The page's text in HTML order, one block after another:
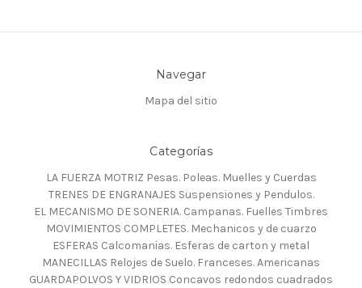
Navegar
Mapa del sitio
Categorías
LA FUERZA MOTRIZ Pesas. Poleas. Muelles y Cuerdas
TRENES DE ENGRANAJES Suspensiones y Pendulos.
EL MECANISMO DE SONERIA. Campanas. Fuelles Timbres
MOVIMIENTOS COMPLETES. Mechanicos y de cuarzo
ESFERAS Calcomanias. Esferas de carton y metal
MANECILLAS Relojes de Suelo. Franceses. Americanas
GUARDAPOLVOS Y VIDRIOS Concavos redondos cuadrados